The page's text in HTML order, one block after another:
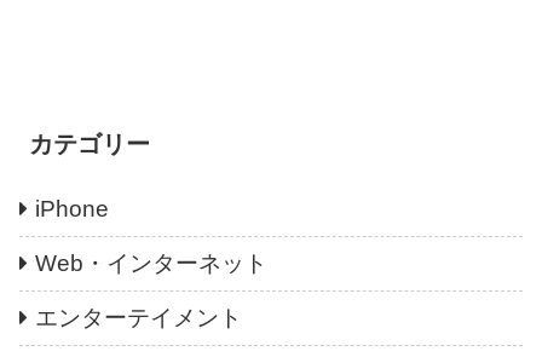
カテゴリー
iPhone
Web・インターネット
エンターテイメント